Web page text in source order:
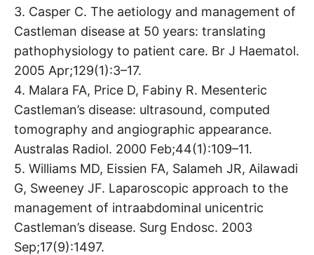
3. Casper C. The aetiology and management of
Castleman disease at 50 years: translating
pathophysiology to patient care. Br J Haematol.
2005 Apr;129(1):3–17.
4. Malara FA, Price D, Fabiny R. Mesenteric
Castleman’s disease: ultrasound, computed
tomography and angiographic appearance.
Australas Radiol. 2000 Feb;44(1):109–11.
5. Williams MD, Eissien FA, Salameh JR, Ailawadi
G, Sweeney JF. Laparoscopic approach to the
management of intraabdominal unicentric
Castleman’s disease. Surg Endosc. 2003
Sep;17(9):1497.